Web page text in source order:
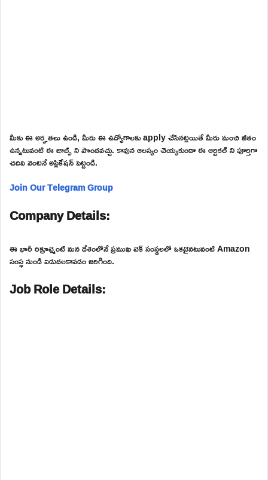
మీకు ఈ అర్హతలు ఉండి, మీరు ఈ ఉద్యోగాలకు apply చేసినట్లయితే మీరు మంచి జీతం
ఉన్నటువంటి ఈ జాబ్స్ ని పొందవచ్చు. కావున ఆలస్యం చెయ్యకుండా ఈ ఆర్టికల్ ని పూర్తిగా
చదివి వెంటనే అప్లికేషన్ పెట్టండి.
Join Our Telegram Group
Company Details:
ఈ భారీ రిక్రూట్మెంట్ మన దేశంలోనే ప్రముఖ టెక్ సంస్థలలో ఒకటైనటువంటి Amazon
సంస్థ నుండి విడుదలకావడం జరిగింది.
Job Role Details: